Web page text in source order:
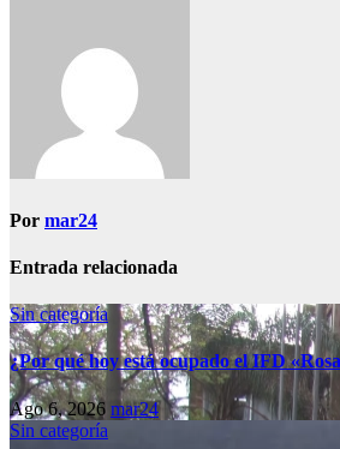
Por mar24
Entrada relacionada
Sin categoría
¿Por qué hoy está ocupado el IFD
Ago 6, 2026 mar24
Sin categoría